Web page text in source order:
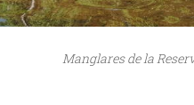
Manglares de la